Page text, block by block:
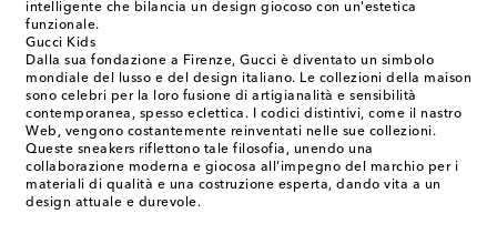
intelligente che bilancia un design giocoso con un'estetica
funzionale.
Gucci Kids
Dalla sua fondazione a Firenze, Gucci è diventato un simbolo
mondiale del lusso e del design italiano. Le collezioni della maison
sono celebri per la loro fusione di artigianalità e sensibilità
contemporanea, spesso eclettica. I codici distintivi, come il nastro
Web, vengono costantemente reinventati nelle sue collezioni.
Queste sneakers riflettono tale filosofia, unendo una
collaborazione moderna e giocosa all'impegno del marchio per i
materiali di qualità e una costruzione esperta, dando vita a un
design attuale e durevole.